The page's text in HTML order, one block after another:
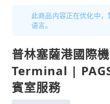
此商品内容正在优化中
语言。
普林塞薩港國際
Terminal |
賓室服務